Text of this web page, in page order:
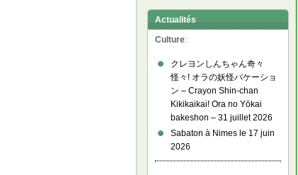
Actualités
Culture:
クレヨンしんちゃん奇々
怪々! オラの妖怪バケーショ
ン – Crayon Shin-chan
Kikikaikai! Ora no Yōkai
bakeshon – 31 juillet 2026
Sabaton à Nimes le 17 juin
2026